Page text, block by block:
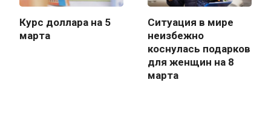
Курс доллара на 5
марта
Ситуация в мире
неизбежно
коснулась подарков
для женщин на 8
марта